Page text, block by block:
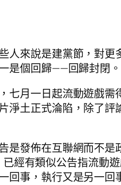
人來說是建黨節，對更
是個回歸——回歸封閉。
七月一日起流動遊戲需
淨土正式淪陷，除了評
是發佈在互聯網而不是
經有類似公告指流動
回事，執行又是另一回